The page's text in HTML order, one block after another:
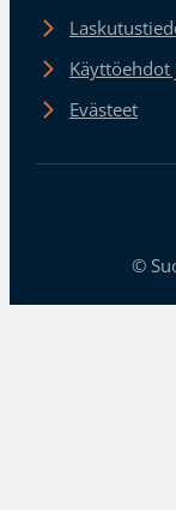
Käyttöehdot
Evästeet
©